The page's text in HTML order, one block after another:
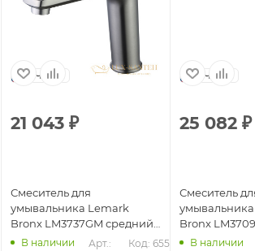
Чехия
21 043 ₽
Смеситель для
умывальника Lemark
Bronx LM3737GM средний,
монолитный, графит
В наличии
Арт.:
Код: 65501
Чехия
25 082 ₽
Смеситель
Bronx
монолитный,
В наличии